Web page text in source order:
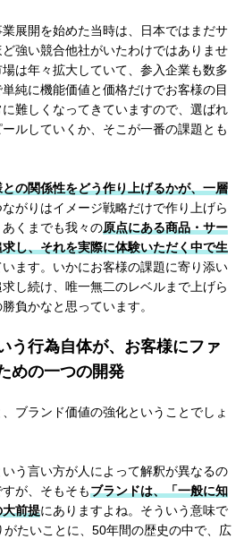
展開を始めた当時は、日本ではまだサ
強い競合他社がいたわけではありませ
は年々拡大していて、参入企業も数多
純に機能価値と価格だけでお客様の目
難しくなってきていますので、選ばれ
ルしていくか、そこが一番の課題とも
の関係性をどう作り上げるかが、一層
がりはイメージ戦略だけで作り上げら
くまでも我々の原点にある商品・サー
し、それを実際に体験いただく中で生
ます。いかにお客様の課題に寄り添い
し続け、唯一無二のレベルまで上げら
負かなと思っています。
う行為自体が、お客様にファ
めの一つの開発
ブランド価値の強化ということでしょ
う言い方が人によって解釈が異なるの
が、そもそもブランドは、「一般に知
前提にありますよね。そういう意味で
たいことに、50年間の歴史の中で、広